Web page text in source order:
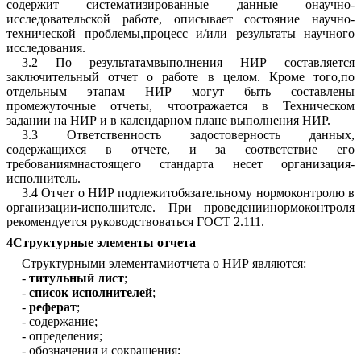
содержит систематизированные данные онаучно-
исследовательской работе, описывает состояние научно-
технической проблемы,процесс и/или результаты научного
исследования.
3.2 По результатамвыполнения НИР составляется
заключительный отчет о работе в целом. Кроме того,по
отдельным этапам НИР могут быть составлены
промежуточные отчеты, чтоотражается в Техническом
задании на НИР и в календарном плане выполнения НИР.
3.3 Ответственность задостоверность данных,
содержащихся в отчете, и за соответствие его
требованиямнастоящего стандарта несет организация-
исполнитель.
3.4 Отчет о НИР подлежитобязательному нормоконтролю в
организации-исполнителе. При проведениинормоконтроля
рекомендуется руководствоваться ГОСТ 2.111 .
4Структурные элементы отчета
Структурными элементамиотчета о НИР являются:
- титульный лист;
- список исполнителей;
- реферат;
- содержание;
- определения;
- обозначения и сокращения;